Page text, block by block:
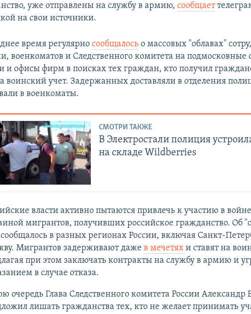
уже отправлены на службу в армию,сообщает
на свои источники.
время регулярносообщалось о массовых "облавах"
военкоматов и Следственного комитета на подмосковные
и офисы фирм в поисках тех граждан, кто получил
воинский учет. Задержанных доставляли в отделения
в военкоматы.
СМОТРИ ТАКЖЕ
В Электростали полиция
на складе Wildberries
власти активно пытаются привлечь к участию в
мигрантов, получивших российское гражданство. Об
в разных регионах России, включая Санкт-
Мигрантов задерживают даже в мечетях и ставят на
при этом заключать контракты на службу в армию и
в случае отказа.
очередь Глава Следственного комитета России Александр
лишать гражданства тех, кто не желает принимать